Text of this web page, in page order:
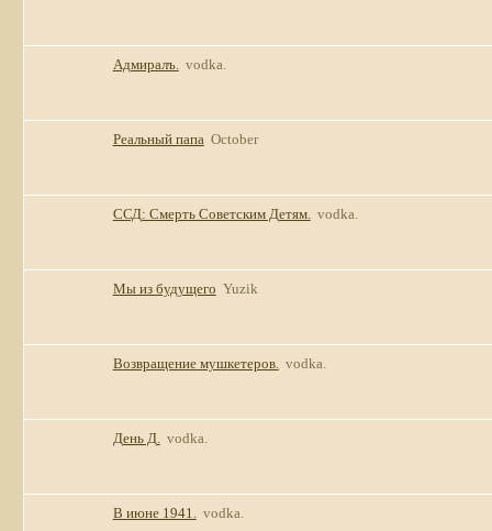
Адмиралъ. vodka.
Реальный папа October
ССД: Смерть Советским Детям. vodka.
Мы из будущего Yuzik
Возвращение мушкетеров. vodka.
День Д. vodka.
В июне 1941. vodka.